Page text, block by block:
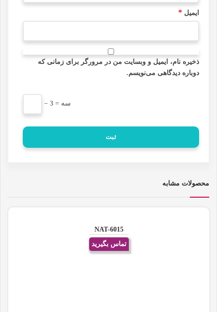
ایمیل*
ذخیره نام، ایمیل و وبسایت من در مرورگر برای زمانی که
دوباره دیدگاهی می‌نویسم.
− سه = 3
محصولات مشابه
NAT-6015
تماس بگیرید